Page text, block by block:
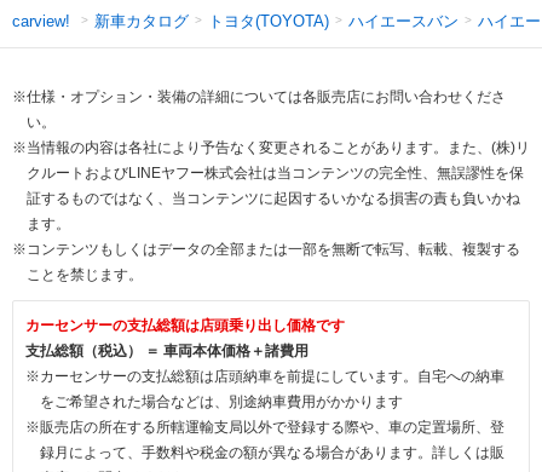
carview! 新車カタログ トヨタ(TOYOTA) ハイエースバン ハイエ
※仕様・オプション・装備の詳細については各販売店にお問い合わせくださ
い。
※当情報の内容は各社により予告なく変更されることがあります。また、(株)リ
クルートおよびLINEヤフー株式会社は当コンテンツの完全性、無誤謬性を保
証するものではなく、当コンテンツに起因するいかなる損害の責も負いかね
ます。
※コンテンツもしくはデータの全部または一部を無断で転写、転載、複製する
ことを禁じます。
カーセンサーの支払総額は店頭乗り出し価格です
支払総額（税込） ＝ 車両本体価格＋諸費用
※カーセンサーの支払総額は店頭納車を前提にしています。自宅への納車
をご希望された場合などは、別途納車費用がかかります
※販売店の所在する所轄運輸支局以外で登録する際や、車の定置場所、登
録月によって、手数料や税金の額が異なる場合があります。詳しくは販